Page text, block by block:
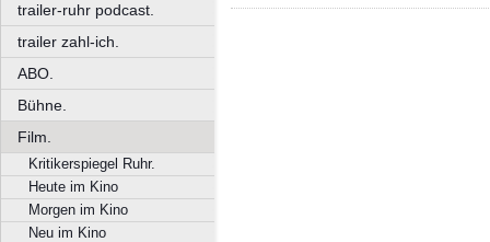
trailer-ruhr podcast.
trailer zahl-ich.
ABO.
Bühne.
Film.
Kritikerspiegel Ruhr.
Heute im Kino
Morgen im Kino
Neu im Kino